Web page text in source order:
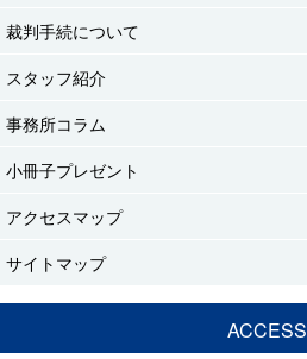
裁判手続について
スタッフ紹介
事務所コラム
小冊子プレゼント
アクセスマップ
サイトマップ
ACCESS